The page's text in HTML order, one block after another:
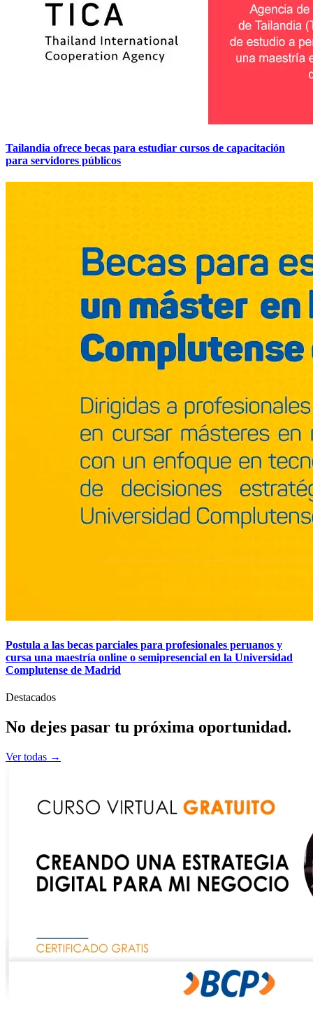
Tailandia ofrece becas para estudiar cursos de capacitación
para servidores públicos
Postula a las becas parciales para profesionales peruanos y
cursa una maestría online o semipresencial en la Universidad
Complutense de Madrid
Destacados
No dejes pasar tu próxima oportunidad.
Ver todas →